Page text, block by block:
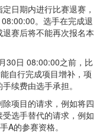
日期内进行比赛退赛，
。选手在完成退
赛后将不能再次报名本
30日 08:00:00之前，比
自行完成项目增补，项
续费由选手承担。
除项目的请求，例如将四
选手替代的请求，例如
A的参赛资格。